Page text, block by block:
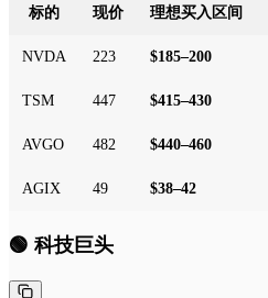
标的 现价 理想买入区间
NVDA 223 $185–200
TSM 447 $415–430
AVGO 482 $440–460
AGIX 49 $38–42
🟢 科技巨头